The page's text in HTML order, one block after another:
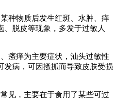
种物质后发生红斑、水肿、痒
脱皮等现象，多发于过敏人
瘙痒为主要症状，汕头过敏性
发病，可因搔抓而导致皮肤受损
见，主要在于食用了某些可过